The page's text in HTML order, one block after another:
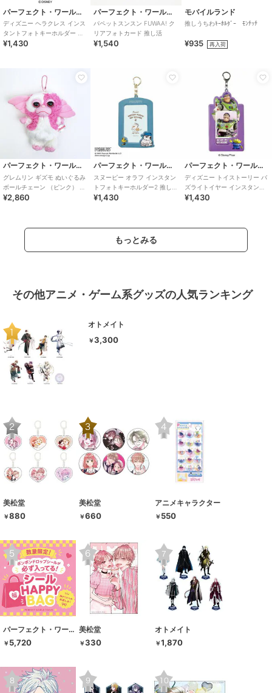
パーフェクト・ワールド・トーキョー
ディズニー ヘラクレス インス
タントフォトキーホルダー 推
し活 Disney
¥1,430
パーフェクト・ワールド・トーキョー
パペットスンスン FUWAA! ク
リアフォトカード 推し活
¥1,540
モバイルランド
推しうちわｷｰﾎﾙﾀﾞｰ ﾓﾝﾁｯﾁ
¥935 再入荷
パーフェクト・ワールド・トーキョー
グレムリン ギズモ ぬいぐるみ
ボールチェーン （ピンク） 推
し活
¥2,860
パーフェクト・ワールド・トーキョー
スヌーピー オラフ インスタン
トフォトキーホルダー2 推し活
SNOOPY
¥1,430
パーフェクト・ワールド・トーキョー
ディズニー トイストーリー バ
ズライトイヤー インスタント
フォトキーホルダー 推し活
¥1,430
もっとみる
その他アニメ・ゲーム系グッズの人気ランキング
オトメイト
￥3,300
美松堂
￥880
美松堂
￥660
アニメキャラクター
￥ 550
パーフェクト・ワールド・トーキョー
￥ 5,720
美松堂
￥330
オトメイト
￥1,870